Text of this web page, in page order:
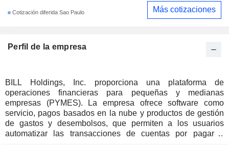
Perfil de la empresa
BILL Holdings, Inc. proporciona una plataforma de
operaciones financieras para pequeñas y medianas
empresas (PYMES). La empresa ofrece software como
servicio, pagos basados en la nube y productos de gestión
de gastos y desembolsos, que permiten a los usuarios
automatizar las transacciones de cuentas por pagar y
Cotización diferida Sao Paulo Más cotizaciones